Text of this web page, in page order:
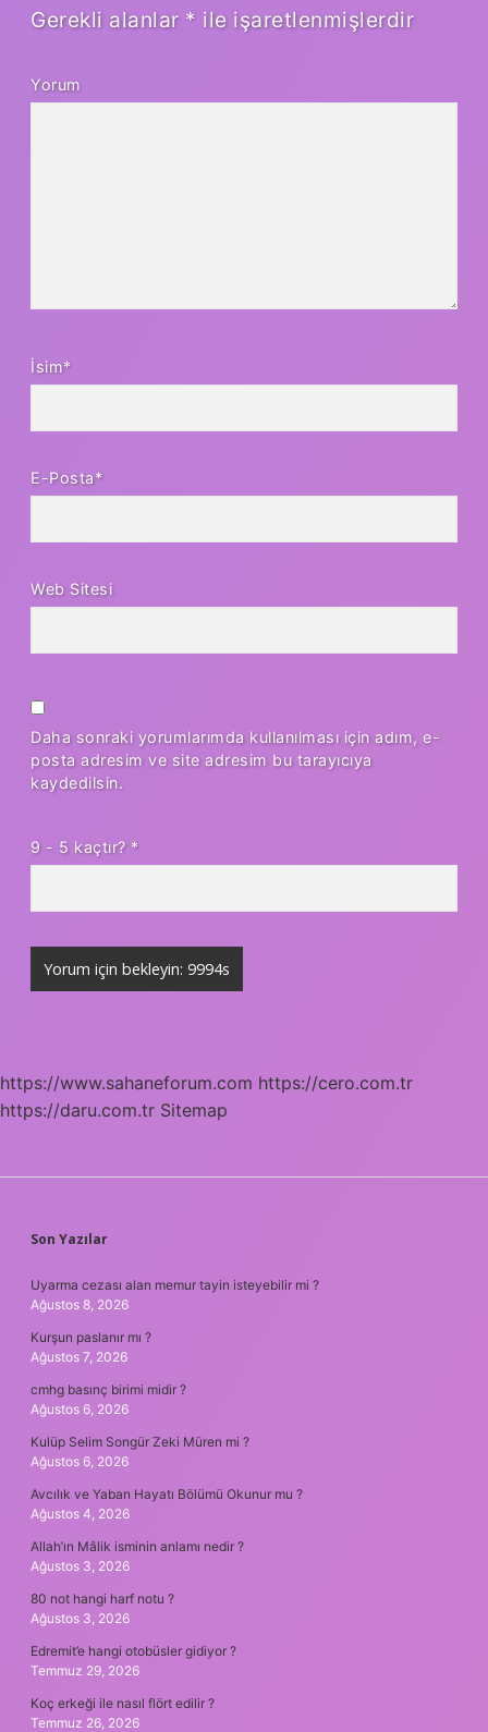
Gerekli alanlar * ile işaretlenmişlerdir
Yorum
İsim*
E-Posta*
Web Sitesi
Daha sonraki yorumlarımda kullanılması için adım, e-
posta adresim ve site adresim bu tarayıcıya
kaydedilsin.
9 - 5 kaçtır? *
https://www.sahaneforum.com https://cero.com.tr
https://daru.com.tr Sitemap
SIDEBAR
Son Yazılar
Uyarma cezası alan memur tayin isteyebilir mi ?
Ağustos 8, 2026
Kurşun paslanır mı ?
Ağustos 7, 2026
cmhg basınç birimi midir ?
Ağustos 6, 2026
Kulüp Selim Songür Zeki Müren mi ?
Ağustos 6, 2026
Avcılık ve Yaban Hayatı Bölümü Okunur mu ?
Ağustos 4, 2026
Allah’ın Mâlik isminin anlamı nedir ?
Ağustos 3, 2026
80 not hangi harf notu ?
Ağustos 3, 2026
Edremit’e hangi otobüsler gidiyor ?
Temmuz 29, 2026
Koç erkeği ile nasıl flört edilir ?
Temmuz 26, 2026